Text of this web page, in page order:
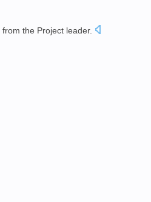
from the Project leader.